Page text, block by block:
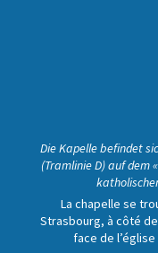
Die Kapelle befindet
(Tramlinie D) auf dem
La chapelle se
Strasbourg, à côté de
face de